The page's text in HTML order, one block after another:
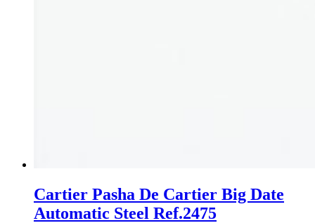
Cartier Pasha De Cartier Big Date
Automatic Steel Ref.2475